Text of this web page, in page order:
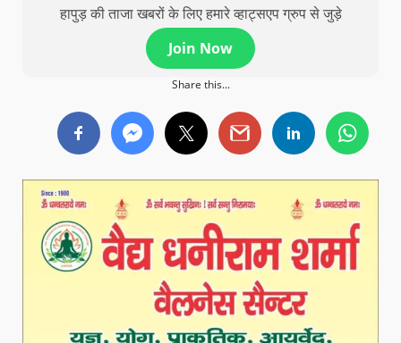
हापुड़ की ताजा खबरों के लिए हमारे व्हाट्सएप ग्रुप से जुड़े
Join Now
Share this...